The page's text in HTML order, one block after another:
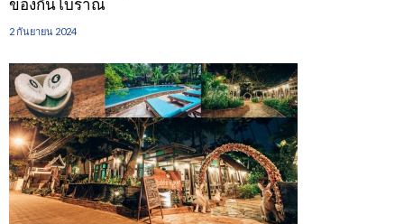
ของกินโบราณ
2 กันยายน 2024